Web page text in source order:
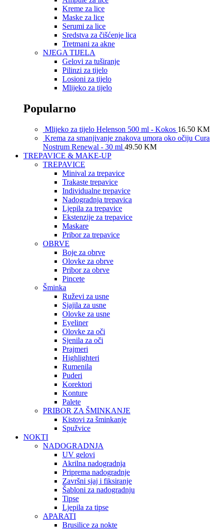
Kreme za lice
Maske za lice
Serumi za lice
Sredstva za čišćenje lica
Tretmani za akne
NJEGA TIJELA
Gelovi za tuširanje
Pilinzi za tijelo
Losioni za tijelo
Mlijeko za tijelo
Popularno
Mlijeko za tijelo Helenson 500 ml - Kokos 16.50 KM
Krema za smanjivanje znakova umora oko očiju Cura
Nostrum Renewal - 30 ml 49.50 KM
TREPAVICE & MAKE-UP
TREPAVICE
Minival za trepavice
Trakaste trepavice
Individualne trepavice
Nadogradnja trepavica
Ljepila za trepavice
Ekstenzije za trepavice
Maskare
Pribor za trepavice
OBRVE
Boje za obrve
Olovke za obrve
Pribor za obrve
Pincete
Šminka
Ruževi za usne
Sjajila za usne
Olovke za usne
Eyeliner
Olovke za oči
Sjenila za oči
Prajmeri
Highlighteri
Rumenila
Puderi
Korektori
Konture
Palete
PRIBOR ZA ŠMINKANJE
Kistovi za šminkanje
Spužvice
NOKTI
NADOGRADNJA
UV gelovi
Akrilna nadogradnja
Priprema nadogradnje
Završni sjaj i fiksiranje
Šabloni za nadogradnju
Tipse
Ljepila za tipse
APARATI
Brusilice za nokte